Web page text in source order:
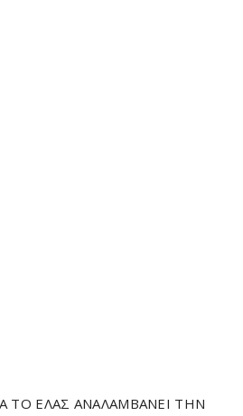
ΤΟ ΕΛΑΣ ΑΝΑΛΑΜΒΑΝΕΙ ΤΗΝ